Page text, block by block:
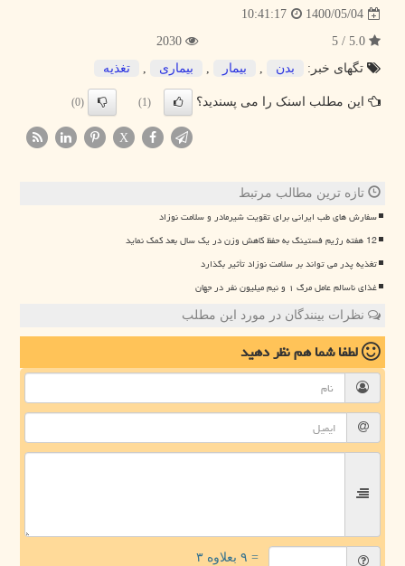
1400/05/04
10:41:17
تگهای خبر:
بدن , بیمار , بیماری , تغذیه
این مطلب اسنک را می پسندید؟ (1)
(0)
X
تازه ترین مطالب مرتبط
سفارش های طب ایرانی برای تقویت شیرمادر و سلامت نوزاد
12 هفته رژیم فستینگ به حفظ کاهش وزن در یک سال بعد کمک نماید
تغذیه پدر می تواند بر سلامت نوزاد تأثیر بگذارد
غذای ناسالم عامل مرگ ۱ و نیم میلیون نفر در جهان
نظرات بینندگان در مورد این مطلب
لطفا شما همنظر دهید
= ۹ بعلاوه ۳